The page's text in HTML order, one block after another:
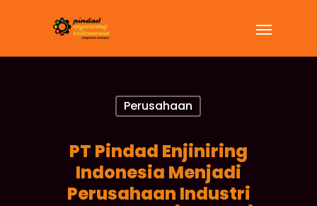
Perusahaan
PT Pindad Enjiniring
Indonesia Menjadi
Perusahaan Industri